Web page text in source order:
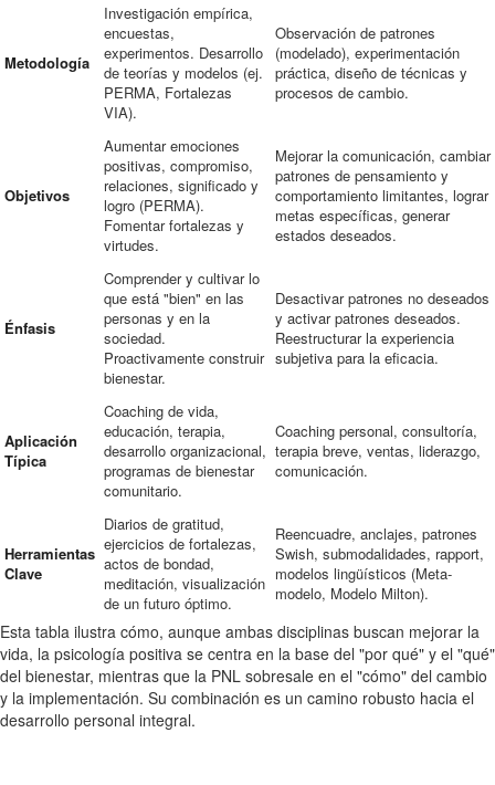
Metodología
Investigación empírica,
encuestas,
experimentos. Desarrollo
de teorías y modelos (ej.
PERMA, Fortalezas
VIA).
Observación de patrones
(modelado), experimentación
práctica, diseño de técnicas y
procesos de cambio.
Objetivos
Aumentar emociones
positivas, compromiso,
relaciones, significado y
logro (PERMA).
Fomentar fortalezas y
virtudes.
Mejorar la comunicación, cambiar
patrones de pensamiento y
comportamiento limitantes, lograr
metas específicas, generar
estados deseados.
Énfasis
Comprender y cultivar lo
que está "bien" en las
personas y en la
sociedad.
Proactivamente construir
bienestar.
Desactivar patrones no deseados
y activar patrones deseados.
Reestructurar la experiencia
subjetiva para la eficacia.
Aplicación
Típica
Coaching de vida,
educación, terapia,
desarrollo organizacional,
programas de bienestar
comunitario.
Coaching personal, consultoría,
terapia breve, ventas, liderazgo,
comunicación.
Herramientas
Clave
Diarios de gratitud,
ejercicios de fortalezas,
actos de bondad,
meditación, visualización
de un futuro óptimo.
Reencuadre, anclajes, patrones
Swish, submodalidades, rapport,
modelos lingüísticos (Meta-
modelo, Modelo Milton).
Esta tabla ilustra cómo, aunque ambas disciplinas buscan mejorar la
vida, la psicología positiva se centra en la base del "por qué" y el "qué"
del bienestar, mientras que la PNL sobresale en el "cómo" del cambio
y la implementación. Su combinación es un camino robusto hacia el
desarrollo personal integral.